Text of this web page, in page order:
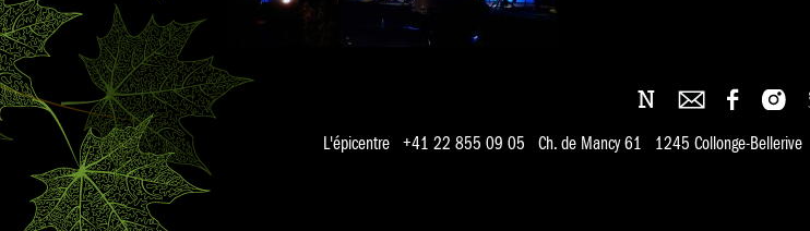
L'épicentre +41 22 855 09 05 Ch. de Mancy 61 1245 Collonge-Bellerive